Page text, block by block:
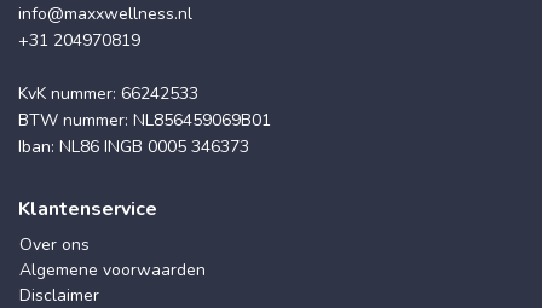
info@maxxwellness.nl
+31 204970819
KvK nummer: 66242533
BTW nummer: NL856459069B01
Iban: NL86 INGB 0005 346373
Klantenservice
Over ons
Algemene voorwaarden
Disclaimer